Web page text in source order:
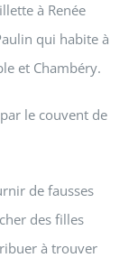
à Renée
qui habite à
et Chambéry.
le couvent de
de fausses
des filles
à trouver